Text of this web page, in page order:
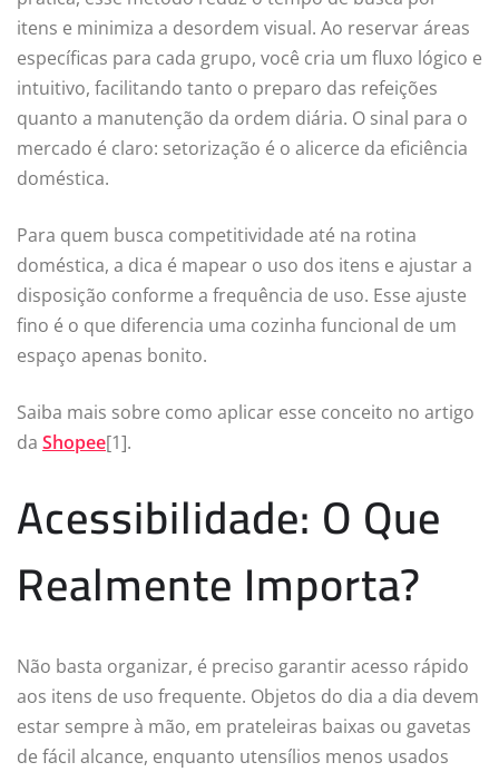
itens e minimiza a desordem visual. Ao reservar áreas
específicas para cada grupo, você cria um fluxo lógico e
intuitivo, facilitando tanto o preparo das refeições
quanto a manutenção da ordem diária. O sinal para o
mercado é claro: setorização é o alicerce da eficiência
doméstica.
Para quem busca competitividade até na rotina
doméstica, a dica é mapear o uso dos itens e ajustar a
disposição conforme a frequência de uso. Esse ajuste
fino é o que diferencia uma cozinha funcional de um
espaço apenas bonito.
Saiba mais sobre como aplicar esse conceito no artigo
da Shopee[1].
Acessibilidade: O Que
Realmente Importa?
Não basta organizar, é preciso garantir acesso rápido
aos itens de uso frequente. Objetos do dia a dia devem
estar sempre à mão, em prateleiras baixas ou gavetas
de fácil alcance, enquanto utensílios menos usados